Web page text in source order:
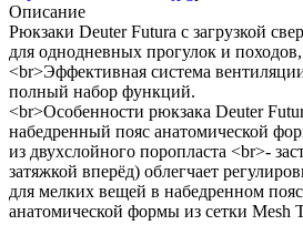
Описание
Рюкзаки Deuter Futura с загрузкой
для однодневных прогулок и
<br>Эффективная система
полный набор функций.
<br>Особенности рюкзака Deuter
набедренный пояс анатомической
из двухслойного поропласта <br>-
затяжкой вперёд) облегчает
для мелких вещей в набедренном
анатомической формы из сетки Mesh